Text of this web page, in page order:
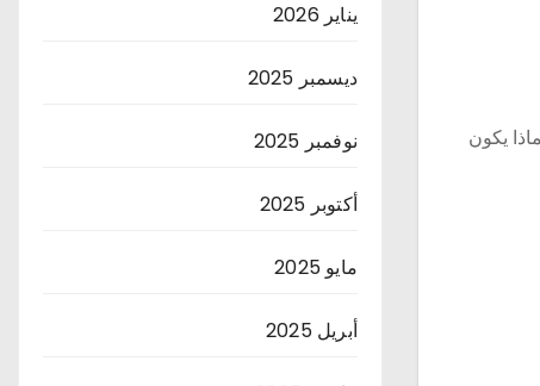
يكون
يناير 2026
ديسمبر 2025
نوفمبر 2025
أكتوبر 2025
مايو 2025
أبريل 2025